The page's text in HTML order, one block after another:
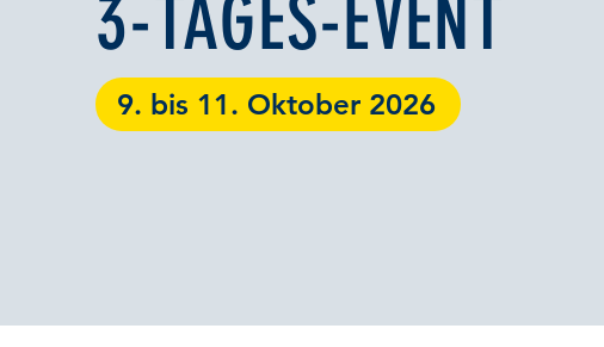
3-TAGES-EVENT
9. bis 11. Oktober 2026